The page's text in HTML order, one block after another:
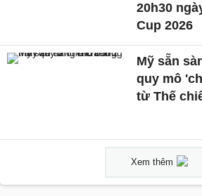
20h30
Cup 2026
Mỹ sẵn
quy mô
từ Thế
Xem thêm